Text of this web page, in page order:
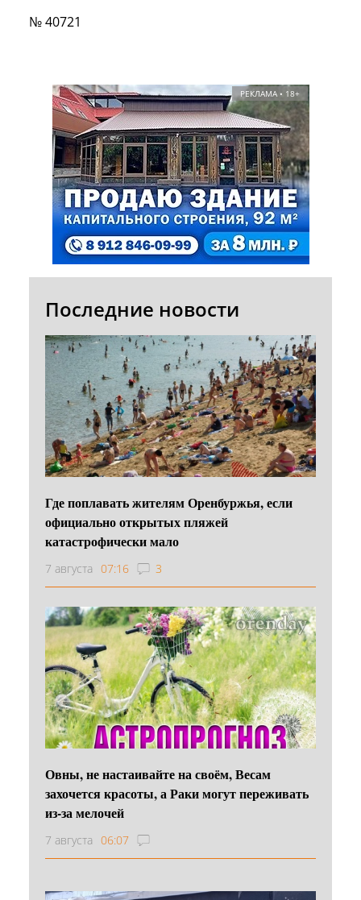
№ 40721
РЕКЛАМА • 18+
Последние новости
Где поплавать жителям Оренбуржья, если
официально открытых пляжей
катастрофически мало
7 августа 07:16 3
Овны, не настаивайте на своём, Весам
захочется красоты, а Раки могут переживать
из-за мелочей
7 августа 06:07